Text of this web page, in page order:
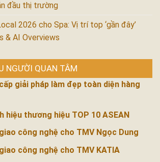
đầu thị trường
2026 cho Spa: Vị trí top ‘gần đây’
& AI Overviews
NGƯỜI QUAN TÂM
giải pháp làm đẹp toàn diện hàng
hiệu thương hiệu TOP 10 ASEAN
công nghệ cho TMV Ngọc Dung
công nghệ cho TMV KATIA